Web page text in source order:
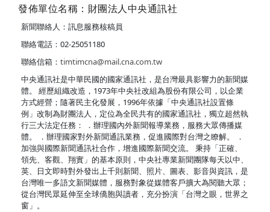
發佈單位名稱：財團法人中央通訊社
新聞聯絡人：訊息服務核稿員
聯絡電話：02-25051180
聯絡信箱： timtimcna@mail.cna.com.tw
中央通訊社是中華民國的國家通訊社，是台灣最具影響力的新聞媒
體。 經歷組織改造，1973年中央社改組為股份有限公司，以企業
方式經營；隨著民主化發展，1996年依據「中央通訊社設置條
例」改制為財團法人，定位為全民共有的國家通訊社，獨立超然執
行三大法定任務： ．辦理國內外新聞報導業務，服務大眾傳播媒
體。 ．辦理國家對外新聞通訊業務，促進國際對台灣之瞭解。 ．
加強與國際新聞通訊社合作，增進國際新聞交流。 秉持「正確、
領先、客觀、翔實」的基本原則，中央社專業新聞團隊每天以中、
英、日文即時對外發出上千則新聞、照片、圖表、影音與資訊，是
台灣唯一多語文新聞媒體，服務對象從媒體客戶擴大為閱聽大眾；
從台灣民眾延伸至全球僑胞與讀者，充分扮演「台灣之眼，世界之
窗」。